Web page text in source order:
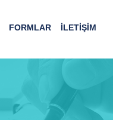
FORMLAR İLETİŞİM